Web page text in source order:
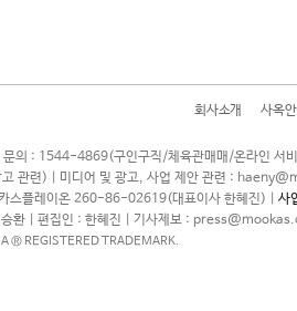
회사소개 사옥
의 : 1544-4869(구인구직/체육관매매/온라인
관련) | 미디어 및 광고, 사업 제안 관련 :
스플레이온 260-86-02619(대표이사 한혜진) | 사
환 | 편집인 : 한혜진 | 기사제보 :
® REGISTERED TRADEMARK.